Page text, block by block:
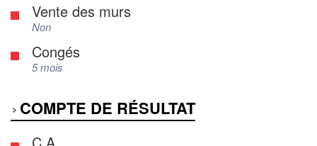
Vente des murs
Non
Congés
5 mois
COMPTE DE RÉSULTAT